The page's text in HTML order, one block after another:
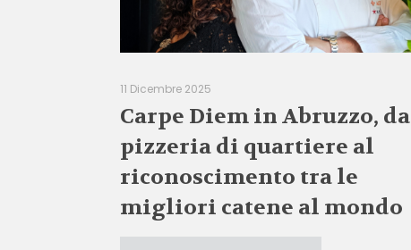
11 Dicembre 2025
Carpe Diem in Abruzzo, da
pizzeria di quartiere al
riconoscimento tra le
migliori catene al mondo